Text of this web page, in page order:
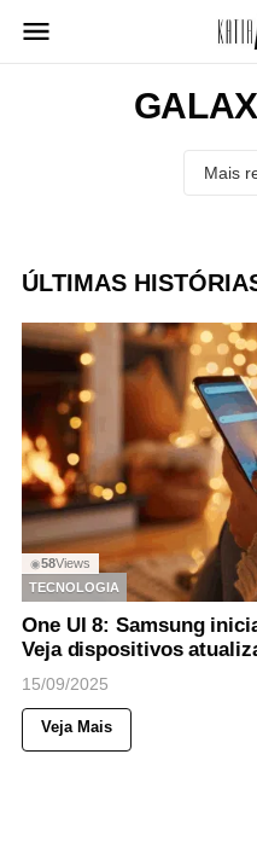
para
ÚLTIMAS
◉58Views
TECNOLOGIA
One UI 8: Samsung
Veja dispositivos
15/09/2025
Veja Mais